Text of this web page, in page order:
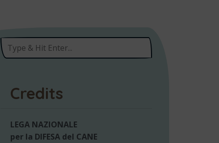
Credits
LEGA NAZIONALE
per la DIFESA del CANE